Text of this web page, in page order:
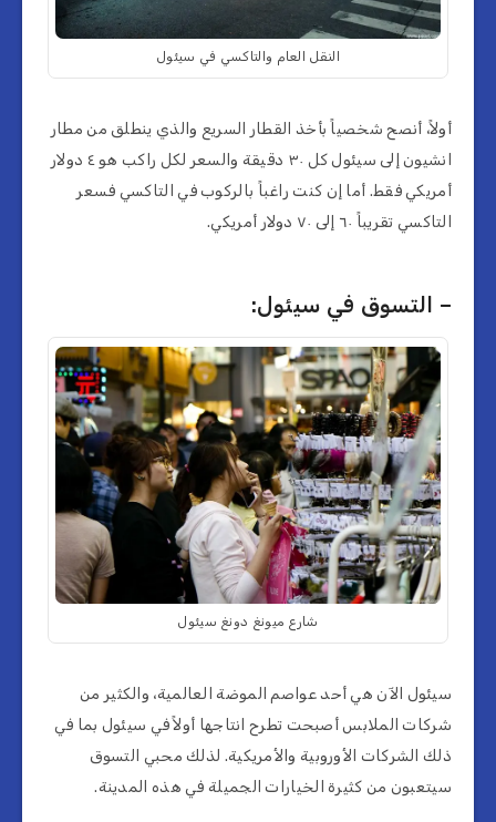
النقل العام والتاكسي في سيئول
أولاً، أنصح شخصياً بأخذ القطار السريع والذي ينطلق من مطار
انشيون إلى سيئول كل ٣٠ دقيقة والسعر لكل راكب هو ٤ دولار
أمريكي فقط. أما إن كنت راغباً بالركوب في التاكسي فسعر
التاكسي تقريباً ٦٠ إلى ٧٠ دولار أمريكي.
– التسوق في سيئول:
شارع ميونغ دونغ سيئول
سيئول الآن هي أحد عواصم الموضة العالمية، والكثير من
شركات الملابس أصبحت تطرح انتاجها أولاً في سيئول بما في
ذلك الشركات الأوروبية والأمريكية. لذلك محبي التسوق
سيتعبون من كثيرة الخيارات الجميلة في هذه المدينة.